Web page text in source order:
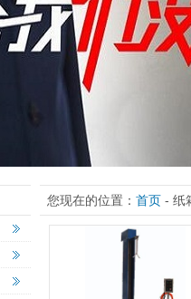
您现在的位置： 首页 - 纸